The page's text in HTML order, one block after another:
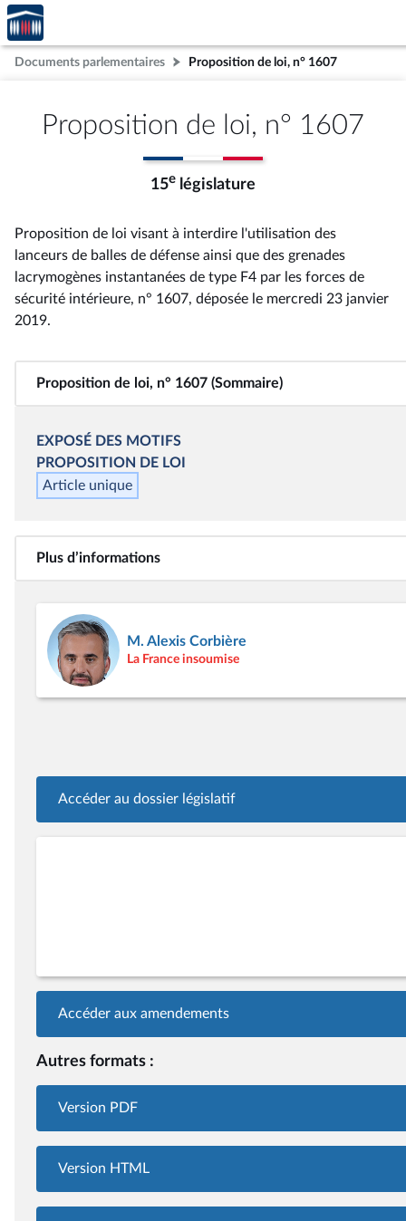
Aller au contenu
Aller en bas de la page
Accèder
à la
page
d'accueil
Documents parlementaires Proposition de loi, n° 1607
Proposition de loi, n° 1607
15e législature
Proposition de loi visant à interdire l'utilisation des
lanceurs de balles de défense ainsi que des grenades
lacrymogènes instantanées de type F4 par les forces de
sécurité intérieure, n° 1607, déposée le mercredi 23 janvier
2019.
Proposition de loi, n° 1607 (Sommaire)
EXPOSÉ DES MOTIFS
PROPOSITION DE LOI
Article unique
Plus d’informations
M. Alexis Corbière
La France insoumise
Accéder au dossier législatif
Accéder aux amendements
Autres formats :
Version PDF
Version HTML